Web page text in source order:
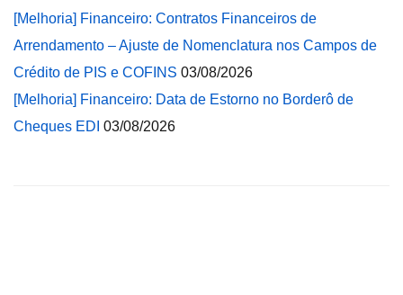
[Melhoria] Financeiro: Contratos Financeiros de
Arrendamento – Ajuste de Nomenclatura nos Campos de
Crédito de PIS e COFINS 03/08/2026
[Melhoria] Financeiro: Data de Estorno no Borderô de
Cheques EDI 03/08/2026